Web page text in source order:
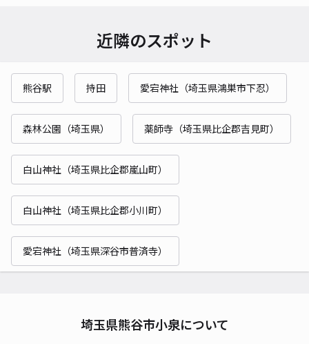
近隣のスポット
熊谷駅 持田 愛宕神社（埼玉県鴻巣市下忍）
森林公園（埼玉県） 薬師寺（埼玉県比企郡吉見町）
白山神社（埼玉県比企郡嵐山町）
白山神社（埼玉県比企郡小川町）
愛宕神社（埼玉県深谷市普済寺）
埼玉県熊谷市小泉について